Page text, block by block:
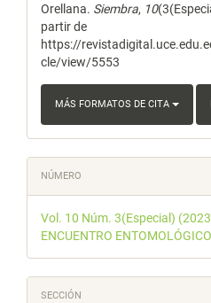
Orellana. Siembra, 10
partir de
https://
cle/view/5553
MÁS FORMATOS DE CITA
NÚMERO
Vol. 10 Núm. 3(Especial)
ENCUENTRO
SECCIÓN